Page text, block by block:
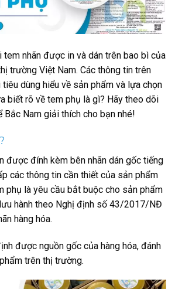
tem nhãn được in và dán trên bao bì của
trường Việt Nam. Các thông tin trên
dùng hiểu về sản phẩm và lựa chọn
biết rõ về tem phụ là gì? Hãy theo dõi
Nam giải thích cho bạn nhé!
được đính kèm bên nhãn dán gốc tiếng
các thông tin cần thiết của sản phẩm
phụ là yêu cầu bắt buộc cho sản phẩm
hành theo Nghị định số 43/2017/NĐ
hàng hóa.
được nguồn gốc của hàng hóa, đánh
trên thị trường.